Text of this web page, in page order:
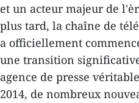
et un acteur majeur de
plus tard, la chaîne de
a officiellement
une transition
agence de presse
2014, de nombreux